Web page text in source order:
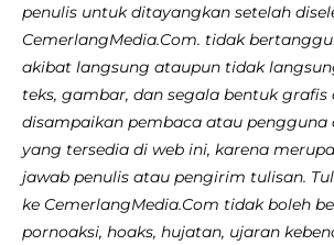
penulis untuk ditayangkan setelah
CemerlangMedia.Com. tidak
akibat langsung ataupun tidak
teks, gambar, dan segala bentuk
disampaikan pembaca atau
yang tersedia di web ini, karena
jawab penulis atau pengirim tulisan.
ke CemerlangMedia.Com tidak boleh
pornoaksi, hoaks, hujatan, ujaran